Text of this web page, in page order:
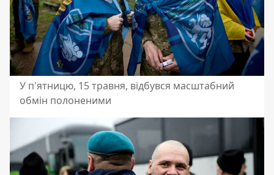
У п'ятницю, 15 травня, відбувся масштабний
обмін полоненими